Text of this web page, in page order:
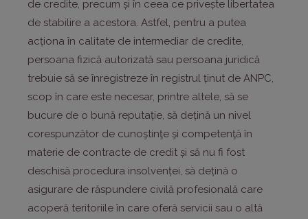
de credite, precum și în ceea ce privește libertatea
de stabilire a acestora. Astfel, pentru a putea
acționa în calitate de intermediar de credite,
persoana fizică autorizată sau persoana juridică
trebuie să se înregistreze în registrul ținut de ANPC,
scop în care este necesar, printre altele, să se
bucure de o bună reputație, să dețină un nivel
corespunzător de cunoştinţe şi competenţă în
materie de contracte de credit și să nu fi fost
deschisă procedura insolvenței, să dețină o
asigurare de răspundere civilă profesională care
acoperă teritoriile în care oferă servicii sau o altă